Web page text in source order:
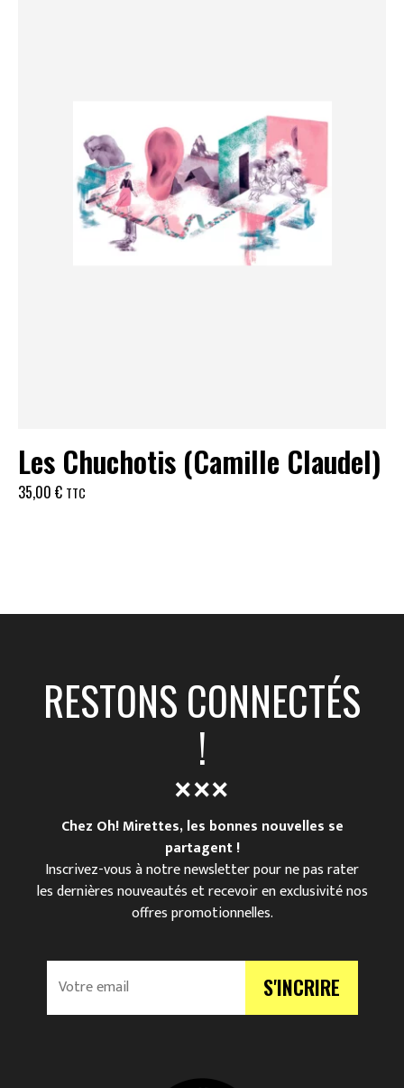
Les Chuchotis (Camille Claudel)
35,00 € TTC
RESTONS CONNECTÉS
!
Chez Oh! Mirettes, les bonnes nouvelles se
partagent !
Inscrivez-vous à notre newsletter pour ne pas rater
les dernières nouveautés et recevoir en exclusivité nos
offres promotionnelles.
V
r
S'INCRIRE